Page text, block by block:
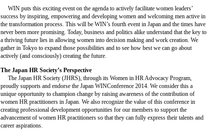
WIN puts this exciting event on the agenda to actively facilitate women leaders’
success by inspiring, empowering and developing women and welcoming men active in
the transformation process. This will be WIN’s fourth event in Japan and the times have
never been more promising. Today, business and politics alike understand that the key to
a thriving future lies in allowing women into decision making and work creation. We
gather in Tokyo to expand those possibilities and to see how best we can go about
actively (and consciously) creating the future.
The Japan HR Society’s Perspective
The Japan HR Society (JHRS), through its Women in HR Advocacy Program,
proudly supports and endorse the Japan WINConference 2014. We consider this a
unique opportunity to champion change by raising awareness of the contribution of
women HR practitioners in Japan. We also recognize the value of this conference in
creating professional development opportunities for our members to support the
advancement of women HR practitioners so that they can fully express their talents and
career aspirations.